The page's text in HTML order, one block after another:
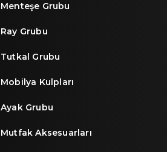
Menteşe Grubu
Ray Grubu
Tutkal Grubu
Mobilya Kulpları
Ayak Grubu
Mutfak Aksesuarları